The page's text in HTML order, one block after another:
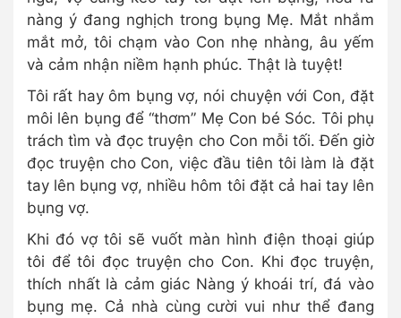
nàng ý đang nghịch trong bụng Mẹ. Mắt nhắm
mắt mở, tôi chạm vào Con nhẹ nhàng, âu yếm
và cảm nhận niềm hạnh phúc. Thật là tuyệt!
Tôi rất hay ôm bụng vợ, nói chuyện với Con, đặt
môi lên bụng để “thơm” Mẹ Con bé Sóc. Tôi phụ
trách tìm và đọc truyện cho Con mỗi tối. Đến giờ
đọc truyện cho Con, việc đầu tiên tôi làm là đặt
tay lên bụng vợ, nhiều hôm tôi đặt cả hai tay lên
bụng vợ.
Khi đó vợ tôi sẽ vuốt màn hình điện thoại giúp
tôi để tôi đọc truyện cho Con. Khi đọc truyện,
thích nhất là cảm giác Nàng ý khoái trí, đá vào
bụng mẹ. Cả nhà cùng cười vui như thể đang